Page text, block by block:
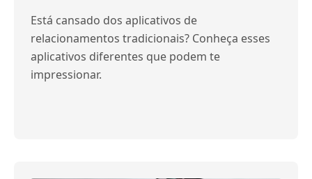
Está cansado dos aplicativos de
relacionamentos tradicionais? Conheça esses
aplicativos diferentes que podem te
impressionar.